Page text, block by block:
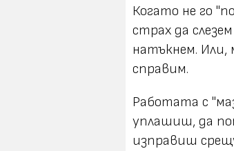
Когато не го
страх да
натъкнем. Или,
справим.
Работата с
уплашиш, да
изправиш